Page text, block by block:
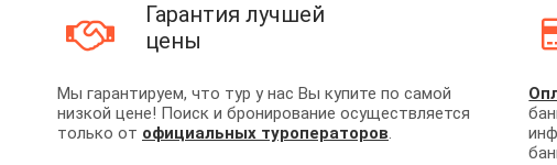
Гарантия лучшей
цены
Мы гарантируем, что тур у нас Вы купите по самой
низкой цене! Поиск и бронирование осуществляется
только от официальных туроператоров.